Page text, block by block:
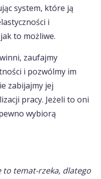
system, które ją
i
to możliwe.
zaufajmy
i pozwólmy im
zabijajmy jej
pracy. Jeżeli to oni
wybiorą
to temat-rzeka, dlatego